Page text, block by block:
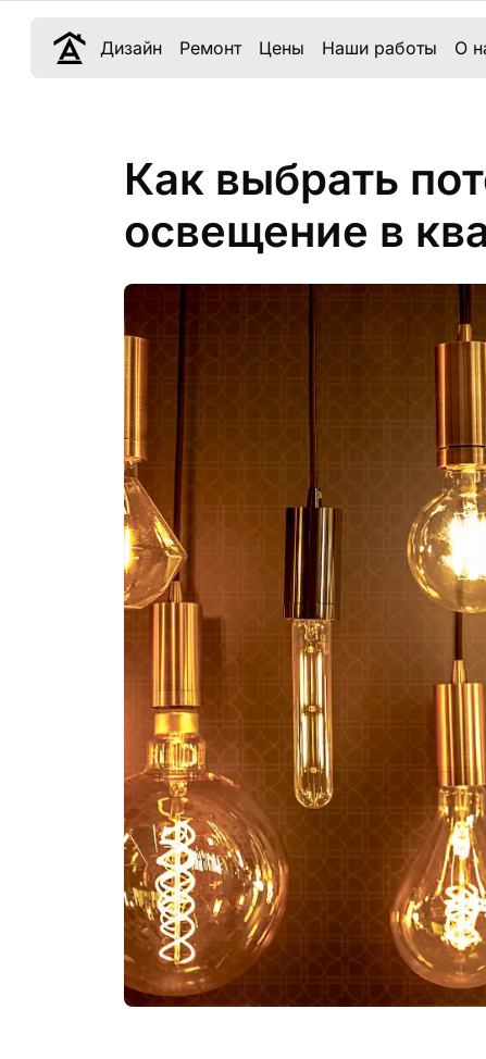
Дизайн Ремонт Цены Наши работы О
Как выбрать
освещение в